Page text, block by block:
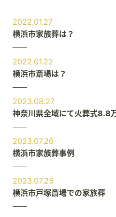
2022.01.27
横浜市家族葬は？
2022.01.22
横浜市斎場は？
2023.08.27
神奈川県全域にて火葬式8.8
2023.07.26
横浜市家族葬事例
2023.07.25
横浜市戸塚斎場での家族葬